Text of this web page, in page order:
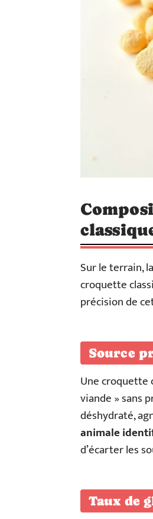
Sur le terrain,
croquette
précision de
Source
Une croquette
viande » sans
déshydraté,
animale
d’écarter les
Taux de